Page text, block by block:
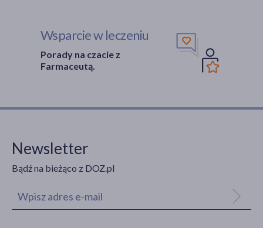
Wsparcie w leczeniu
Porady na czacie z
Farmaceutą.
Newsletter
Bądź na bieżąco z DOZ.pl